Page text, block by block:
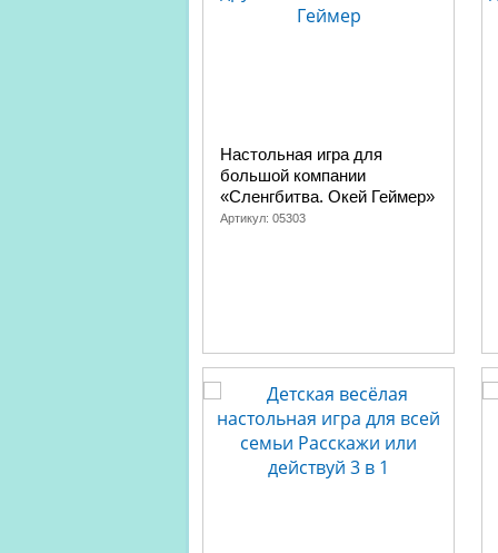
Настольная игра для
большой компании
«Сленгбитва. Окей Геймер»
Артикул: 05303